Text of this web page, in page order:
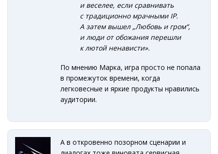
и веселее, если сравнивать
с традиционно мрачными IP.
А затем вышел „Любовь и гром“,
и люди от обожания перешли
к лютой ненависти».
По мнению Марка, игра просто не попала
в промежуток времени, когда
легковесные и яркие продукты нравились
аудитории.
А в откровенно позорном сценарии и